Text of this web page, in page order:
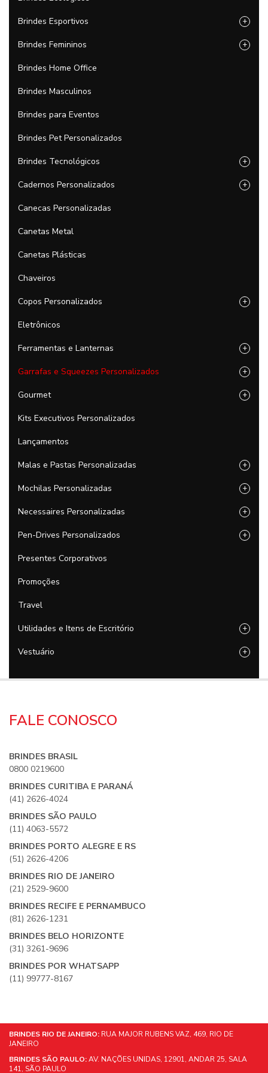
Brindes Esportivos +
Brindes Femininos +
Brindes Home Office
Brindes Masculinos
Brindes para Eventos
Brindes Pet Personalizados
Brindes Tecnológicos +
Cadernos Personalizados +
Canecas Personalizadas
Canetas Metal
Canetas Plásticas
Chaveiros
Copos Personalizados +
Eletrônicos
Ferramentas e Lanternas +
Garrafas e Squeezes Personalizados +
Gourmet +
Kits Executivos Personalizados
Lançamentos
Malas e Pastas Personalizadas +
Mochilas Personalizadas +
Necessaires Personalizadas +
Pen-Drives Personalizados +
Presentes Corporativos
Promoções
Travel
Utilidades e Itens de Escritório +
Vestuário +
FALE CONOSCO
BRINDES BRASIL
0800 0219600
BRINDES CURITIBA E PARANÁ
(41) 2626-4024
BRINDES SÃO PAULO
(11) 4063-5572
BRINDES PORTO ALEGRE E RS
(51) 2626-4206
BRINDES RIO DE JANEIRO
(21) 2529-9600
BRINDES RECIFE E PERNAMBUCO
(81) 2626-1231
BRINDES BELO HORIZONTE
(31) 3261-9696
BRINDES POR WHATSAPP
(11) 99777-8167
BRINDES RIO DE JANEIRO: RUA MAJOR RUBENS VAZ, 469, RIO DE
JANEIRO
BRINDES SÃO PAULO:AV. NAÇÕES UNIDAS, 12901, ANDAR 25, SALA
141, SÃO PAULO